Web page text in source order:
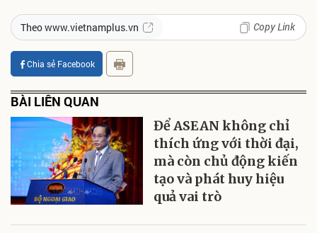
Theo www.vietnamplus.vn Copy Link
Chia sẻ Facebook
BÀI LIÊN QUAN
Để ASEAN không chỉ
thích ứng với thời đại,
mà còn chủ động kiến
tạo và phát huy hiệu
quả vai trò